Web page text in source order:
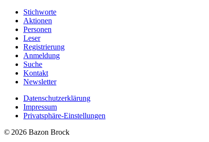
Stichworte
Aktionen
Personen
Leser
Registrierung
Anmeldung
Suche
Kontakt
Newsletter
Datenschutzerklärung
Impressum
Privatsphäre-Einstellungen
© 2026 Bazon Brock